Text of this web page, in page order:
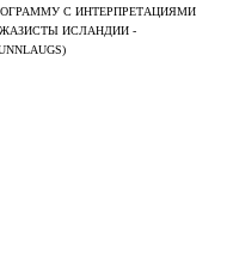
С ИНТЕРПРЕТАЦИЯМИ
ИСЛАНДИИ -